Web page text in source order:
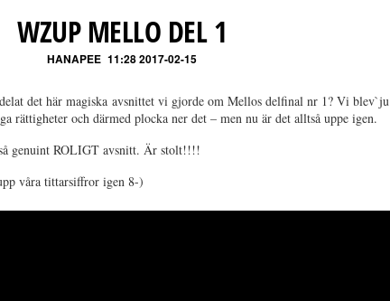
WZUP MELLO DEL 1
HANAPEE 11:28 2017-02-15
det här magiska avsnittet vi gjorde om Mellos delfinal nr 1? Vi blev`ju
rättigheter och därmed plocka ner det – men nu är det alltså uppe igen.
genuint ROLIGT avsnitt. Är stolt!!!!
våra tittarsiffror igen 8-)